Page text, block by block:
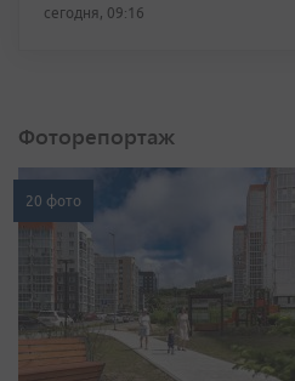
сегодня, 09:16
Фоторепортаж
20 фото